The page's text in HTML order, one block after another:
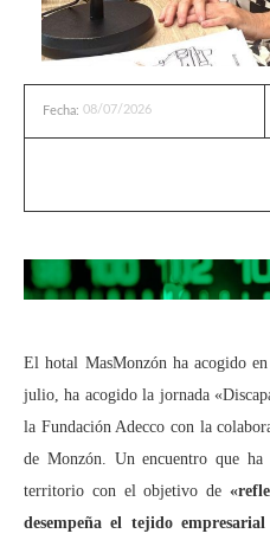
Fecha: 08/07/2026
El hotal MasMonzón ha acogido
julio, ha acogido la jornada
la Fundación Adecco con la
de Monzón. Un encuentro que ha
territorio con el objetivo de
desempeña el tejido